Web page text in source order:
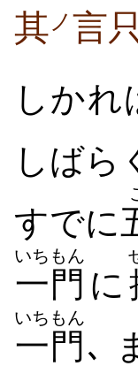
其 ノ 言
しかれ
しばら
すでに
一門
いちもん
に
一門
いちもん
､